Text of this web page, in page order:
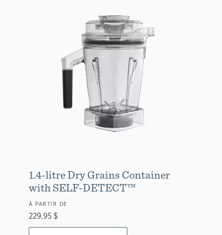
1.4-litre Dry Grains Container
with SELF-DETECT™
À PARTIR DE
229,95 $